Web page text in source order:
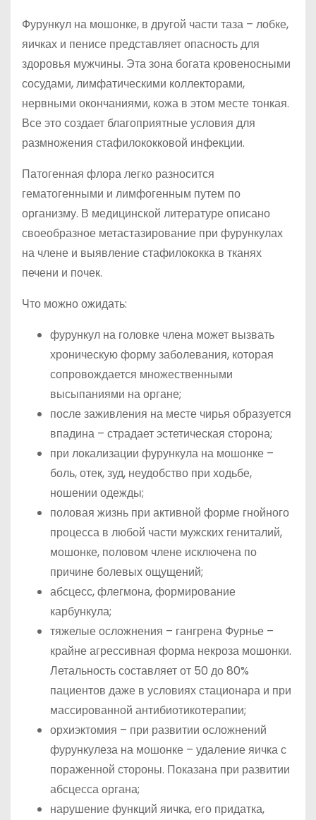
Фурункул на мошонке, в другой части таза – лобке,
яичках и пенисе представляет опасность для
здоровья мужчины. Эта зона богата кровеносными
сосудами, лимфатическими коллекторами,
нервными окончаниями, кожа в этом месте тонкая.
Все это создает благоприятные условия для
размножения стафилококковой инфекции.
Патогенная флора легко разносится
гематогенными и лимфогенным путем по
организму. В медицинской литературе описано
своеобразное метастазирование при фурункулах
на члене и выявление стафилококка в тканях
печени и почек.
Что можно ожидать:
фурункул на головке члена может вызвать
хроническую форму заболевания, которая
сопровождается множественными
высыпаниями на органе;
после заживления на месте чирья образуется
впадина – страдает эстетическая сторона;
при локализации фурункула на мошонке –
боль, отек, зуд, неудобство при ходьбе,
ношении одежды;
половая жизнь при активной форме гнойного
процесса в любой части мужских гениталий,
мошонке, половом члене исключена по
причине болевых ощущений;
абсцесс, флегмона, формирование
карбункула;
тяжелые осложнения – гангрена Фурнье –
крайне агрессивная форма некроза мошонки.
Летальность составляет от 50 до 80%
пациентов даже в условиях стационара и при
массированной антибиотикотерапии;
орхиэктомия – при развитии осложнений
фурункулеза на мошонке – удаление яичка с
пораженной стороны. Показана при развитии
абсцесса органа;
нарушение функций яичка, его придатка,